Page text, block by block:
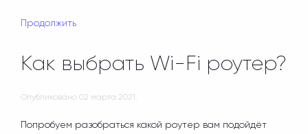
Продолжить
Как выбрать Wi-Fi роутер?
Опубликовано 02 марта 2021 .
Попробуем разобраться какой роутер вам подойдёт